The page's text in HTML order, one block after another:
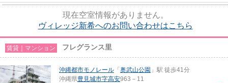
現在空室情報がありません。
ヴィレッジ新希へのお問い合わせはこちら
賃貸｜マンション フレグランス里
沖縄都市モノレール 「 奥武山公園 」駅 徒歩41分
沖縄県豊見城市字高安963－11